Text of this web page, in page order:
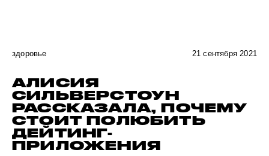
здоровье 21 сентября 2021
АЛИСИЯ
СИЛЬВЕРСТОУН
РАССКАЗАЛА, ПОЧЕМУ
СТОИТ ПОЛЮБИТЬ
ДЕЙТИНГ-
ПРИЛОЖЕНИЯ